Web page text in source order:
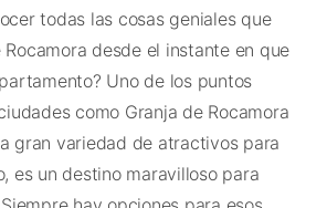
todas las cosas geniales que
desde el instante en que
Uno de los puntos
como Granja de Rocamora
gran variedad de atractivos para
es un destino maravilloso para